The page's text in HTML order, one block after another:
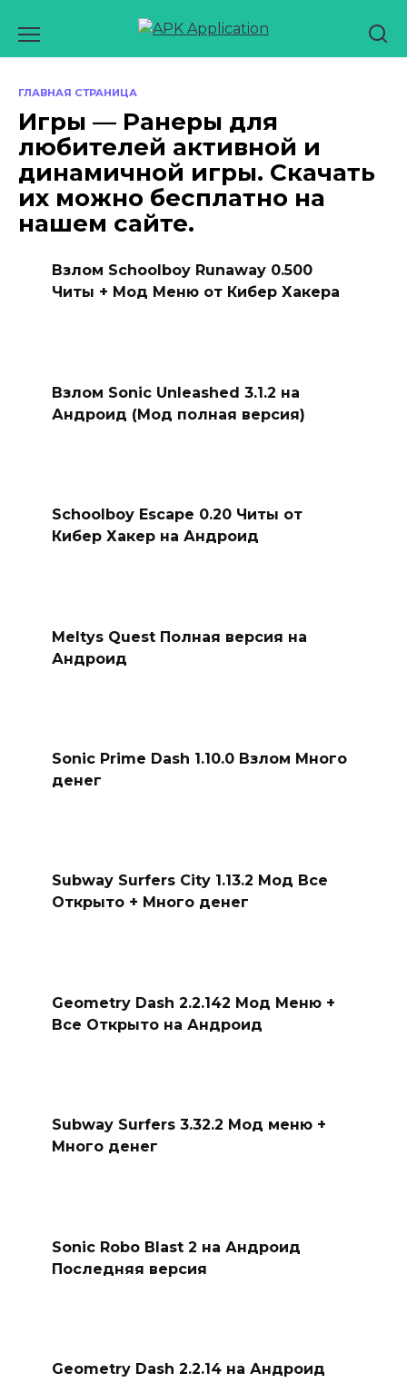
содержанию
ГЛАВНАЯ СТРАНИЦА
Игры — Ранеры для
любителей активной и
динамичной игры. Скачать
их можно бесплатно на
нашем сайте.
Взлом Schoolboy Runaway 0.500
Читы + Мод Меню от Кибер Хакера
Взлом Sonic Unleashed 3.1.2 на
Андроид (Мод полная версия)
Schoolboy Escape 0.20 Читы от
Кибер Хакер на Андроид
Meltys Quest Полная версия на
Андроид
Sonic Prime Dash 1.10.0 Взлом Много
денег
Subway Surfers City 1.13.2 Мод Все
Открыто + Много денег
Geometry Dash 2.2.142 Мод Меню +
Все Открыто на Андроид
Subway Surfers 3.32.2 Мод меню +
Много денег
Sonic Robo Blast 2 на Андроид
Последняя версия
Geometry Dash 2.2.14 на Андроид